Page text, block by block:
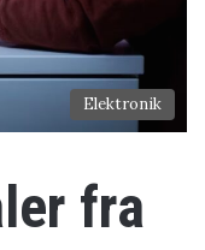
Elektronik
fra